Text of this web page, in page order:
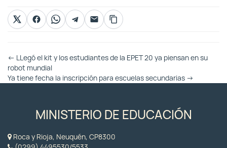
Otras
Entradas
← LLegó el kit y los estudiantes de la EPET 20 ya piensan en su
robot mundial
Ya tiene fecha la inscripción para escuelas secundarias →
MINISTERIO DE EDUCACIÓN
Roca y Rioja, Neuquén, CP8300